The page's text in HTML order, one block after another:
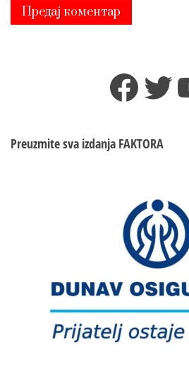
Preuzmite sva izdanja FAKTORA